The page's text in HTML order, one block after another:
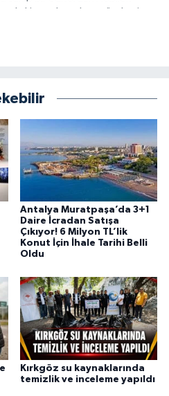
kitap okumak ve gündemi
Antalya Muratpaşa’da 3+1
Daire İcradan Satışa
Çıkıyor! 6 Milyon TL’lik
Konut İçin İhale Tarihi Belli
Oldu
Kırkgöz su kaynaklarında
temizlik ve inceleme yapıldı